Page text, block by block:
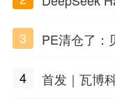
3
PE清仓了：
4
首发｜瓦博